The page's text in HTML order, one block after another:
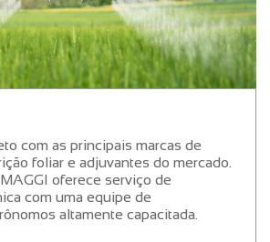
com as principais marcas de
foliar e adjuvantes do mercado.
oferece serviço de
com uma equipe de
altamente capacitada.